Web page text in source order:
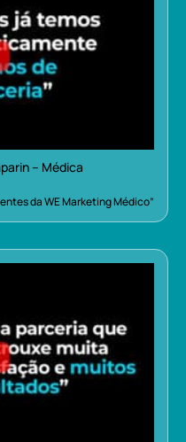
– Médica
da WE Marketing Médico”